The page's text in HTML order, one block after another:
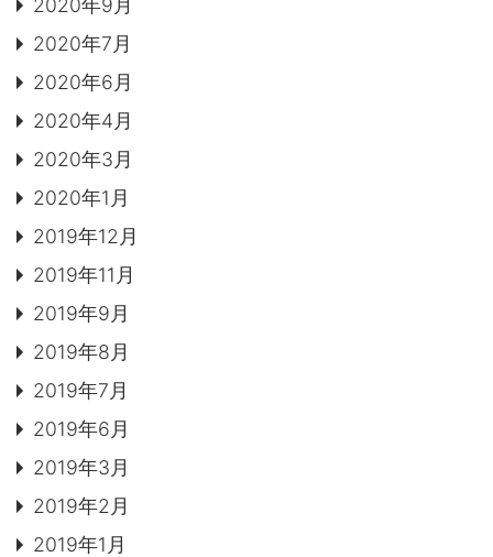
2020年9月
2020年7月
2020年6月
2020年4月
2020年3月
2020年1月
2019年12月
2019年11月
2019年9月
2019年8月
2019年7月
2019年6月
2019年3月
2019年2月
2019年1月